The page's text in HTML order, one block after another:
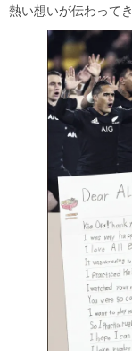
熱い想いが伝わってき